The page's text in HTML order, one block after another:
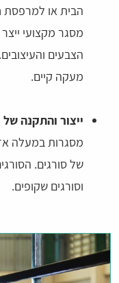
הבית או למרפסת
מסגר מקצועי
הצבעים
מעקה קיים.
ייצור והתקנה
מסגרות במעלה
של סורגים.
וסורגים שקופים.